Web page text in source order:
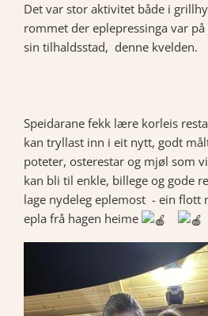
Det var stor aktivitet både i
rommet der eplepressinga var
sin tilhaldsstad, denne kvelden.
Speidarane fekk lære korleis
kan tryllast inn i eit nytt, godt
poteter, osterestar og mjøl som
kan bli til enkle, billege og gode
lage nydeleg eplemost - ein flott
epla frå hagen heime